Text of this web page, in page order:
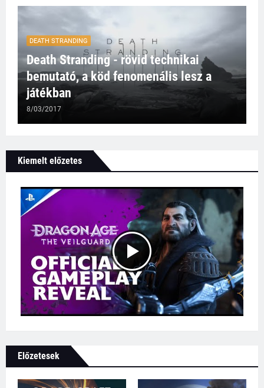
DEATH STRANDING
Death Stranding - rövid technikai
bemutató, a köd fenomenális lesz a
játékban
8/03/2017
Kiemelt előzetes
Előzetesek